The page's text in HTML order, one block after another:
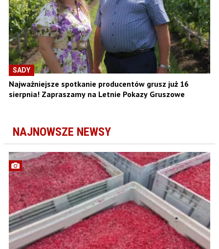
SADY
Najważniejsze spotkanie producentów grusz już 16
sierpnia! Zapraszamy na Letnie Pokazy Gruszowe
NAJNOWSZE NEWSY